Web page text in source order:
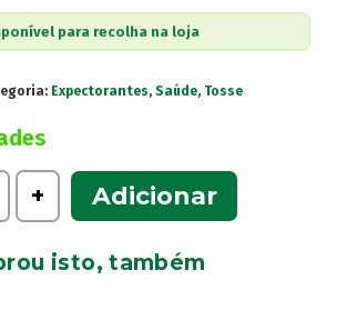
para recolha na loja
Expectorantes,Saúde, Tosse
+ Adicionar
isto, também